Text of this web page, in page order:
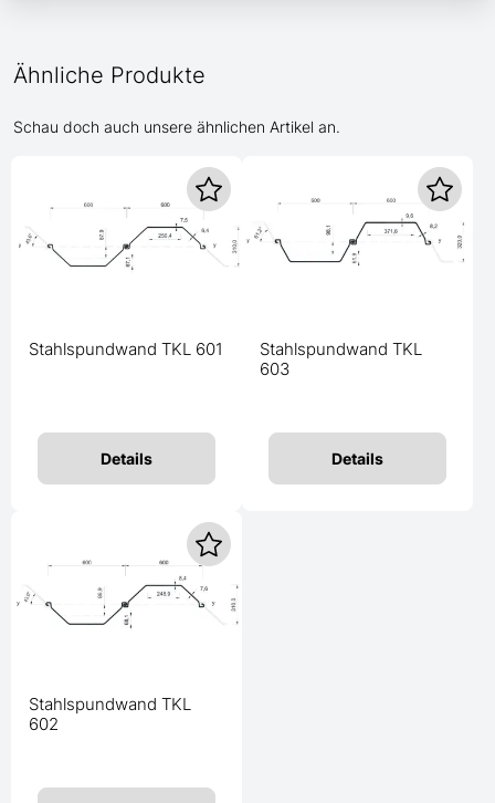
Ähnliche Produkte
Schau doch auch unsere ähnlichen Artikel an.
Stahlspundwand TKL 601
Details
Stahlspundwand TKL
603
Details
Stahlspundwand TKL
602